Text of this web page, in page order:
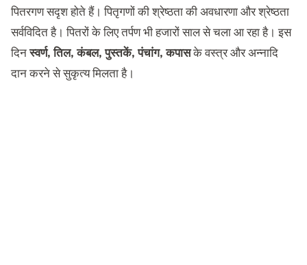
पितरगण सदृश होते हैं। पितृगणों की श्रेष्ठता की अवधारणा और श्रेष्ठता
सर्वविदित है। पितरों के लिए तर्पण भी हजारों साल से चला आ रहा है। इस
दिनस्वर्ण, तिल, कंबल, पुस्तकें, पंचांग, कपासके वस्त्र और अन्नादि
दान करने से सुकृत्य मिलता है।